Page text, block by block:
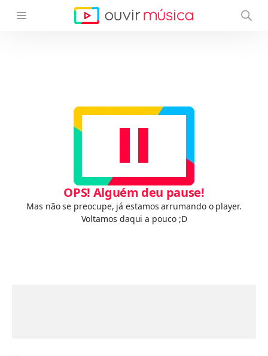
OPS! Alguém deu pause!
Mas não se preocupe, já estamos arrumando o player.
Voltamos daqui a pouco ;D